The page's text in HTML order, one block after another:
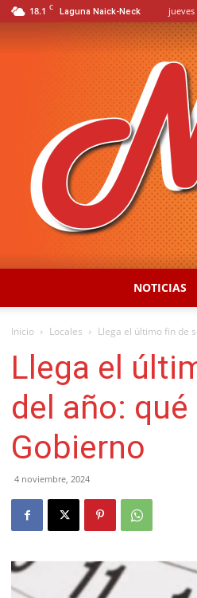
18.1 C Laguna Naick-Neck jueves
NOTICIAS
Inicio Locales Llega el último fin de
Llega el
del año:
Gobierno
4 noviembre, 2024